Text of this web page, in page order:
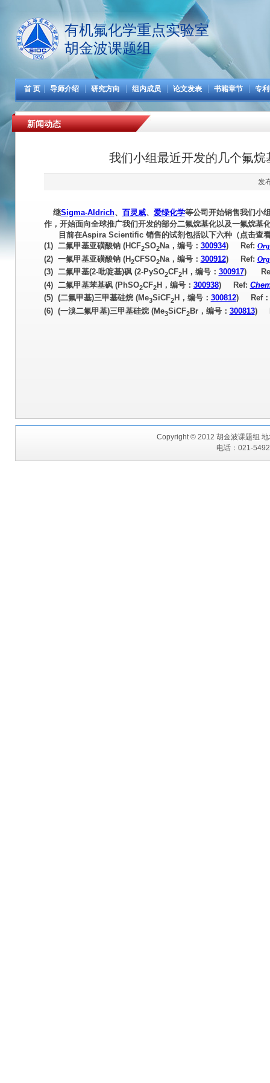
有机氟化学重点实验室
胡金波课题组
首 页 导师介绍 研究方向 组内成员 论文发表 书籍章节 专
新闻动态
我们小组最近开发的几个氟
发
继Sigma-Aldrich、 百灵威、 爱绿化学等公司开始销售我们小
作，开始面向全球推广我们开发的部分二氟烷基化以及一氟烷基
目前在Aspira Scientific 销售的试剂包括以下六种（点击查
(1) 二氟甲基亚磺酸钠 (HCF2SO2Na，编号： 300934) Ref:
(2) 一氟甲基亚磺酸钠 (H2CFSO2Na，编号： 300912) Ref:
(3) 二氟甲基(2-吡啶基)砜 (2-PySO2CF2H，编号： 300917)
(4) 二氟甲基苯基砜 (PhSO2CF2H，编号： 300938) Ref:
(5) (二氟甲基)三甲基硅烷 (Me3SiCF2H，编号： 300812) Ref：
(6) (一溴二氟甲基)三甲基硅烷 (Me3SiCF2Br，编号： 300813)
Copyright © 2012 胡金波课题组
电话：021-